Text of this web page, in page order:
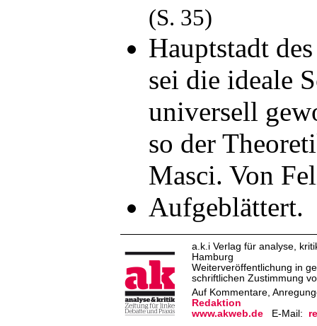
(S. 35)
Hauptstadt
sei die ideale
universell
so der
Masci. Von
Aufgeblättert.
a.k.i Verlag für analyse,
Hamburg
Weiterveröffentlichung in
schriftlichen Zustimmung
Auf Kommentare,
Redaktion
www.akweb.de E-Mail: